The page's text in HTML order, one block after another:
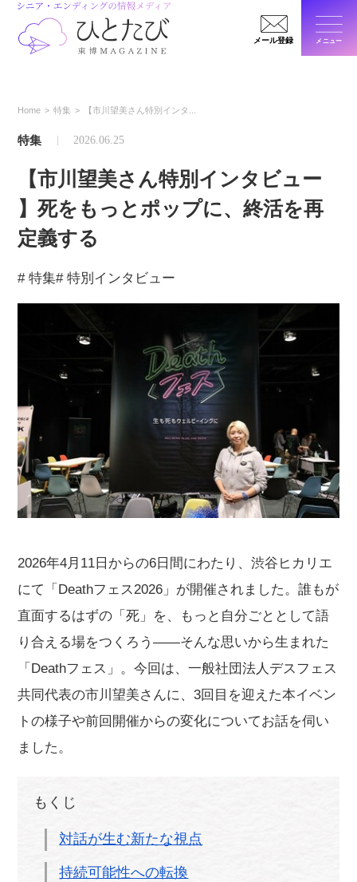
メール登録 メニュー
Home 特集 【市川望美さん特別インタ...
特集 2026.06.25
【市川望美さん特別インタビュー
】死をもっとポップに、終活を再
定義する
# 特集# 特別インタビュー
2026年4月11日からの6日間にわたり、渋谷ヒカリエ
にて「Deathフェス2026」が開催されました。誰もが
直面するはずの「死」を、もっと自分ごととして語
り合える場をつくろう——そんな思いから生まれた
「Deathフェス」。今回は、一般社団法人デスフェス
共同代表の市川望美さんに、3回目を迎えた本イベン
トの様子や前回開催からの変化についてお話を伺い
ました。
もくじ
対話が生む新たな視点
持続可能性への転換